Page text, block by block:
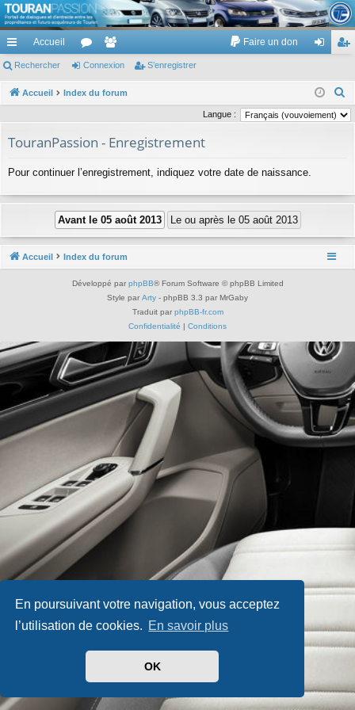
En poursuivant votre navigation, vous acceptez
l’utilisation de cookies. En savoir plus
OK
TouranPassion
Le forum des propriétaires ou futurs acquéreurs du Volkswagen Touran
cc
ès
pi
Accueil
or
u
s
e
m
es
Faire un don
ne
xi
nr
eg
Rechercher Connexion S’enregistrer
Accueil Index du forum
e
c
Langue :
TouranPassion - Enregistrement
Pour continuer l’enregistrement, indiquez votre date de naissance.
Accueil Index du forum
Développé par phpBB® Forum Software © phpBB Limited
Style par Arty - phpBB 3.3 par MrGaby
Traduit par phpBB-fr.com
Confidentialité | Conditions